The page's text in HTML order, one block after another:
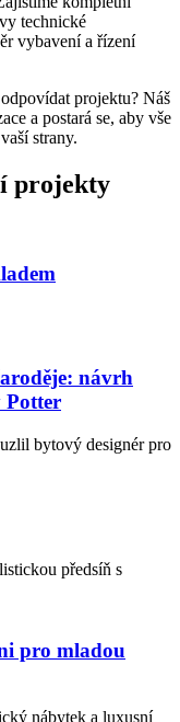
technické
vybavení a řízení
projektu? Náš
a postará se, aby vše
strany.
projekty
návrh
Potter
bytový designér pro
předsíň s
pro mladou
nábytek a luxusní